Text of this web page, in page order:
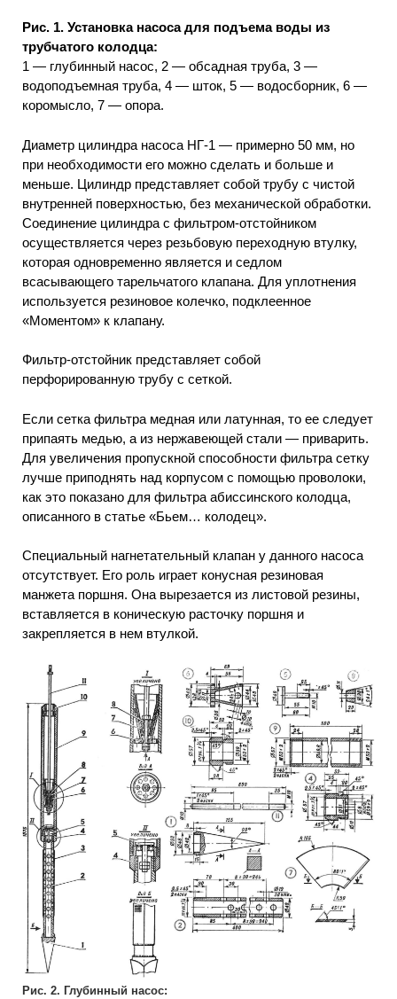
Рис. 1. Установка насоса для подъема воды из
трубчатого колодца:
1 — глубинный насос, 2 — обсадная труба, 3 —
водоподъемная труба, 4 — шток, 5 — водосборник, 6 —
коромысло, 7 — опора.
Диаметр цилиндра насоса НГ-1 — примерно 50 мм, но
при необходимости его можно сделать и больше и
меньше. Цилиндр представляет собой трубу с чистой
внутренней поверхностью, без механической обработки.
Соединение цилиндра с фильтром-отстойником
осуществляется через резьбовую переходную втулку,
которая одновременно является и седлом
всасывающего тарельчатого клапана. Для уплотнения
используется резиновое колечко, подклеенное
«Моментом» к клапану.
Фильтр-отстойник представляет собой
перфорированную трубу с сеткой.
Если сетка фильтра медная или латунная, то ее следует
припаять медью, а из нержавеющей стали — приварить.
Для увеличения пропускной способности фильтра сетку
лучше приподнять над корпусом с помощью проволоки,
как это показано для фильтра абиссинского колодца,
описанного в статье «Бьем… колодец».
Специальный нагнетательный клапан у данного насоса
отсутствует. Его роль играет конусная резиновая
манжета поршня. Она вырезается из листовой резины,
вставляется в коническую расточку поршня и
закрепляется в нем втулкой.
Рис. 2. Глубинный насос: